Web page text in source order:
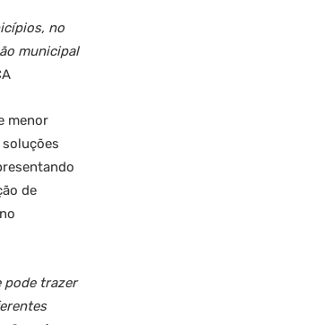
no
municipal
menor
de
pode trazer